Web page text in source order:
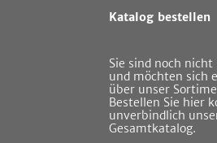
Katalog bestellen
Sie sind noch nicht
und möchten sich
über unser
Bestellen Sie hier
unverbindlich
Gesamtkatalog.